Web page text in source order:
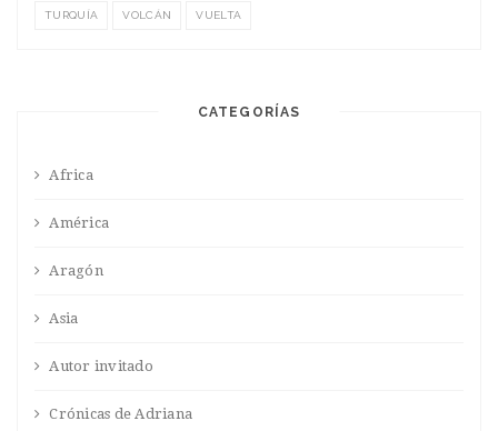
TURQUÍA VOLCÁN VUELTA
CATEGORÍAS
Africa
América
Aragón
Asia
Autor invitado
Crónicas de Adriana